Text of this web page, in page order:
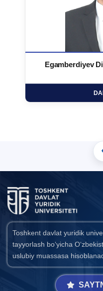
Egamberdiyev
Toshkent davlat yuridik
tayyorlash bo‘yicha
uslubiy muassasa